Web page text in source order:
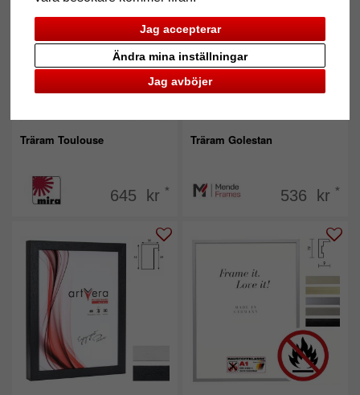
Jag accepterar
Jag avböjer
Ändra mina inställningar
Träram Toulouse
645 kr *
Träram Golestan
536 kr *